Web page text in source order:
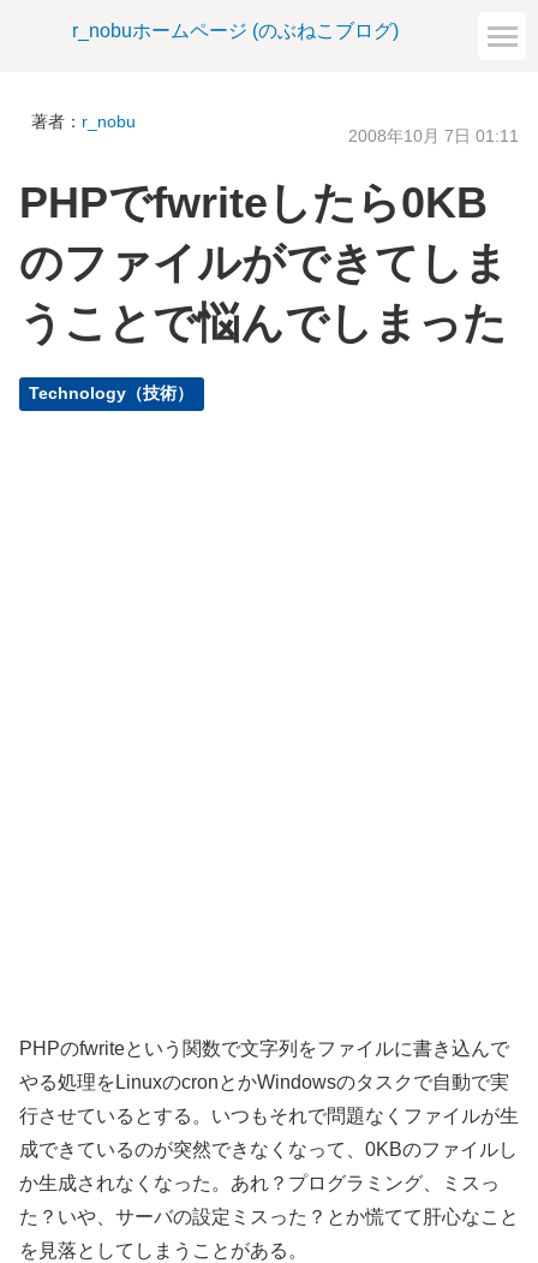
r_nobuホームページ (のぶねこブログ)
著者： r_nobu
2008年10月 7日 01:11
PHPでfwriteしたら0KB
のファイルができてしま
うことで悩んでしまった
Technology（技術）
PHPのfwriteという関数で文字列をファイルに書き込んで
やる処理をLinuxのcronとかWindowsのタスクで自動で実
行させているとする。いつもそれで問題なくファイルが生
成できているのが突然できなくなって、0KBのファイルし
か生成されなくなった。あれ？プログラミング、ミスっ
た？いや、サーバの設定ミスった？とか慌てて肝心なこと
を見落としてしまうことがある。